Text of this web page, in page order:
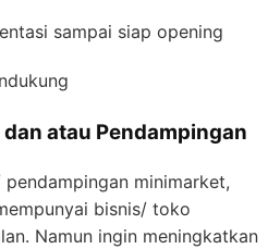
sampai siap opening
atau Pendampingan
minimarket,
bisnis/ toko
Namun ingin meningkatkan